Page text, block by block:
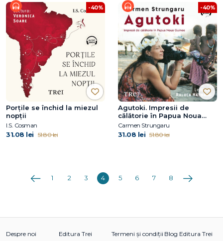
-40%
Porțile se închid la miezul
nopții
I.S. Cosman
31.08 lei 51.80 lei
-40%
Agutoki. Impresii de
călătorie în Papua Noua
Guinee
Carmen Strungaru
31.08 lei 51.80 lei
Anterioara
1 2 3 4 5 6 7 8 Următoarea
Despre noi Editura Trei Termeni și condiții Blog Editura Trei